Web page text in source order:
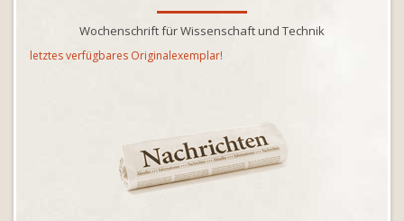
Wochenschrift für Wissenschaft und Technik
letztes verfügbares Originalexemplar!